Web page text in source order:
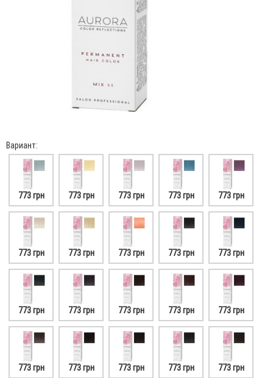
Вариант:
773 грн 773 грн 773 грн 773 грн 773 грн
773 грн 773 грн 773 грн 773 грн 773 грн
773 грн 773 грн 773 грн 773 грн 773 грн
773 грн 773 грн 773 грн 773 грн 773 грн